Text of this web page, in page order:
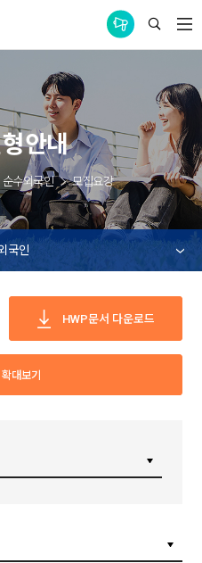
통합공지사항
안내
순수외국인 모집요강
국인
HWP문서 다운로드
대보기